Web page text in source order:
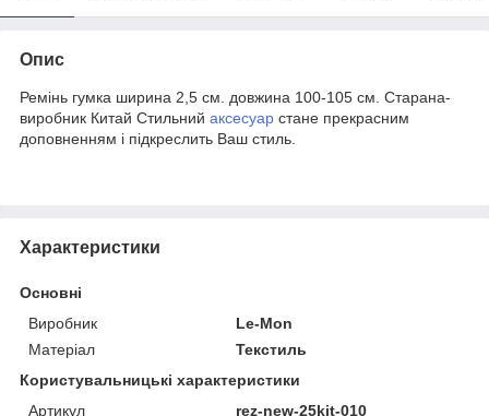
Опис
Ремінь гумка ширина 2,5 см. довжина 100-105 см. Старана-
виробник Китай Стильний аксесуар стане прекрасним
доповненням і підкреслить Ваш стиль.
Характеристики
Основні
Виробник
Le-Mon
Матеріал
Текстиль
Користувальницькі характеристики
Артикул
rez-new-25kit-010